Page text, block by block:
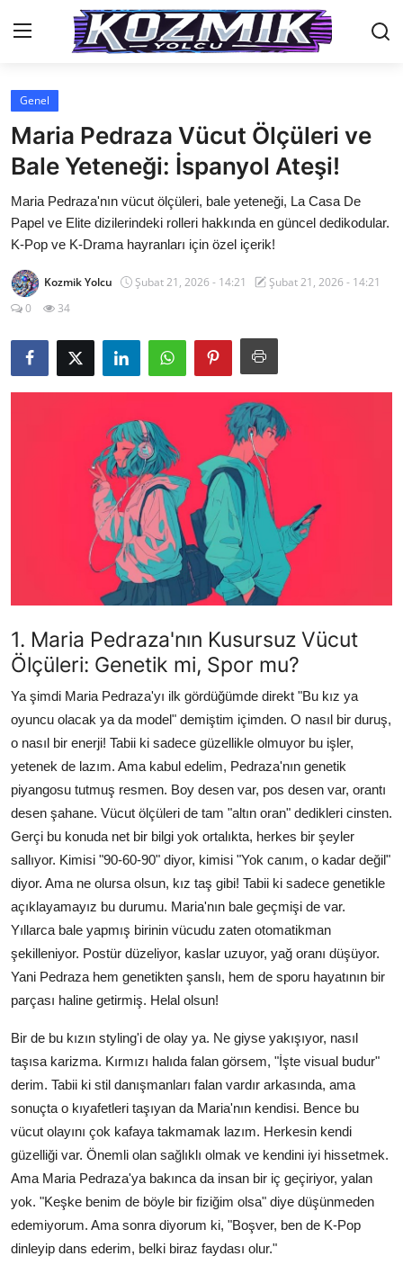
Anasayfa
Genel
İletişim
Anime Önerileri
Kore Dünyası
Anime Karakterleri
Anime
Dizi & Film
Genel
Maria Pedraza Vücut Ölçüleri ve
Bale Yeteneği: İspanyol Ateşi!
Maria Pedraza'nın vücut ölçüleri, bale yeteneği, La Casa De
Papel ve Elite dizilerindeki rolleri hakkında en güncel dedikodular.
K-Pop ve K-Drama hayranları için özel içerik!
Kozmik Yolcu Şubat 21, 2026 - 14:21
Şubat 21, 2026 - 14:21
0
34
1. Maria Pedraza'nın Kusursuz Vücut
Ölçüleri: Genetik mi, Spor mu?
Ya şimdi Maria Pedraza'yı ilk gördüğümde direkt "Bu kız ya
oyuncu olacak ya da model" demiştim içimden. O nasıl bir duruş,
o nasıl bir enerji! Tabii ki sadece güzellikle olmuyor bu işler,
yetenek de lazım. Ama kabul edelim, Pedraza'nın genetik
piyangosu tutmuş resmen. Boy desen var, pos desen var, orantı
desen şahane. Vücut ölçüleri de tam "altın oran" dedikleri cinsten.
Gerçi bu konuda net bir bilgi yok ortalıkta, herkes bir şeyler
sallıyor. Kimisi "90-60-90" diyor, kimisi "Yok canım, o kadar değil"
diyor. Ama ne olursa olsun, kız taş gibi! Tabii ki sadece genetikle
açıklayamayız bu durumu. Maria'nın bale geçmişi de var.
Yıllarca bale yapmış birinin vücudu zaten otomatikman
şekilleniyor. Postür düzeliyor, kaslar uzuyor, yağ oranı düşüyor.
Yani Pedraza hem genetikten şanslı, hem de sporu hayatının bir
parçası haline getirmiş. Helal olsun!
Bir de bu kızın styling'i de olay ya. Ne giyse yakışıyor, nasıl
taşısa karizma. Kırmızı halıda falan görsem, "İşte visual budur"
derim. Tabii ki stil danışmanları falan vardır arkasında, ama
sonuçta o kıyafetleri taşıyan da Maria'nın kendisi. Bence bu
vücut olayını çok kafaya takmamak lazım. Herkesin kendi
güzelliği var. Önemli olan sağlıklı olmak ve kendini iyi hissetmek.
Ama Maria Pedraza'ya bakınca da insan bir iç geçiriyor, yalan
yok. "Keşke benim de böyle bir fiziğim olsa" diye düşünmeden
edemiyorum. Ama sonra diyorum ki, "Boşver, ben de K-Pop
dinleyip dans ederim, belki biraz faydası olur."